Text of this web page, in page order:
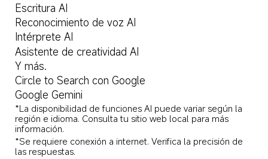
Escritura AI
Reconocimiento de voz AI
Intérprete AI
Asistente de creatividad AI
Y más.
Circle to Search con Google
Google Gemini
*La disponibilidad de funciones AI puede variar según la
región e idioma. Consulta tu sitio web local para más
información.
*Se requiere conexión a internet. Verifica la precisión de
las respuestas.